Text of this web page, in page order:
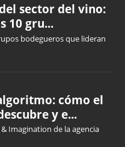
sector del vino:
10 gru...
bodegueros que lideran
cómo el
y e...
Imagination de la agencia